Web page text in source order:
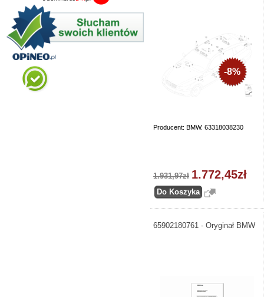
Producent: BMW. 63318038230
-8%
1.931,97zł 1.772,45zł
65902180761 - Oryginał BMW